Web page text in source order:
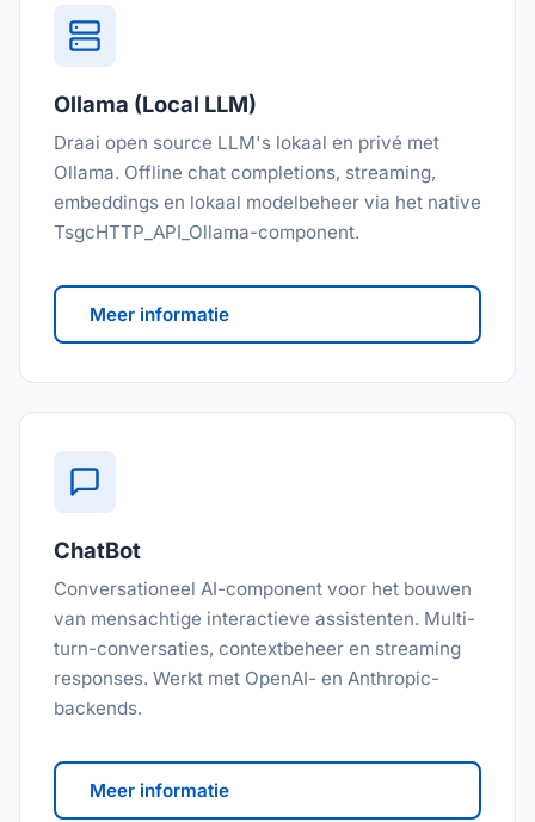
Ollama (Local LLM)
Draai open source LLM's lokaal en privé met
Ollama. Offline chat completions, streaming,
embeddings en lokaal modelbeheer via het native
TsgcHTTP_API_Ollama-component.
Meer informatie
ChatBot
Conversationeel AI-component voor het bouwen
van mensachtige interactieve assistenten. Multi-
turn-conversaties, contextbeheer en streaming
responses. Werkt met OpenAI- en Anthropic-
backends.
Meer informatie